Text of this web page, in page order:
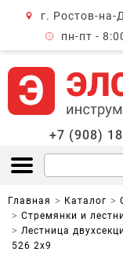
г. Ростов-
пн-пт -
+7 (908)
Открыть меню
Главная Каталог
Стремянки и
Лестница
526 2х9